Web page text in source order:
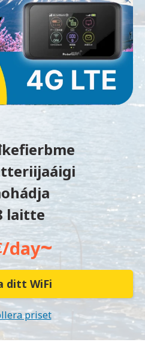
laitte
/day~
ditt WiFi
priset